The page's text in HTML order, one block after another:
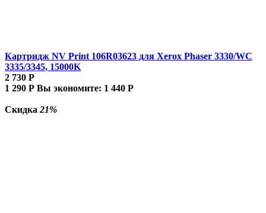
Картридж NV Print 106R03623 для Xerox Phaser 3330/WC
3335/3345, 15000K
2 730 Р
1 290 Р Вы экономите: 1 440 Р
Скидка 21%